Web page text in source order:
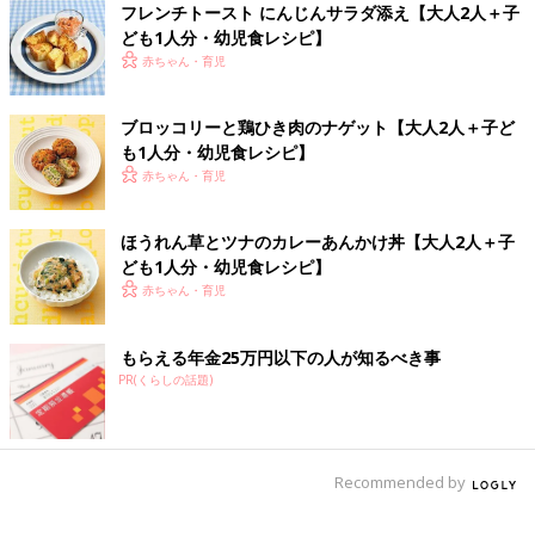
フレンチトースト にんじんサラダ添え【大人2人＋子
ども1人分・幼児食レシピ】
赤ちゃん・育児
ブロッコリーと鶏ひき肉のナゲット【大人2人＋子ど
も1人分・幼児食レシピ】
赤ちゃん・育児
ほうれん草とツナのカレーあんかけ丼【大人2人＋子
ども1人分・幼児食レシピ】
赤ちゃん・育児
もらえる年金25万円以下の人が知るべき事
PR(くらしの話題)
Recommended by